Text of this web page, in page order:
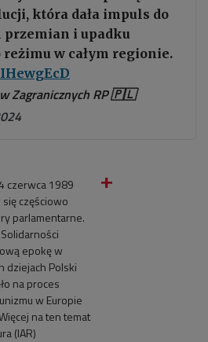
która dała impuls do
i upadku
w całym regionie.
Zagranicznych RP 🇵🇱
czerwca 1989
się częściowo
parlamentarne.
epokę w
dziejach Polski
na proces
w Europie
na ten temat
(IAR)